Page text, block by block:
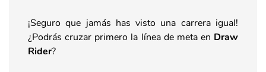
¡Seguro que jamás has visto una carrera igual!
¿Podrás cruzar primero la línea de meta en Draw
Rider?